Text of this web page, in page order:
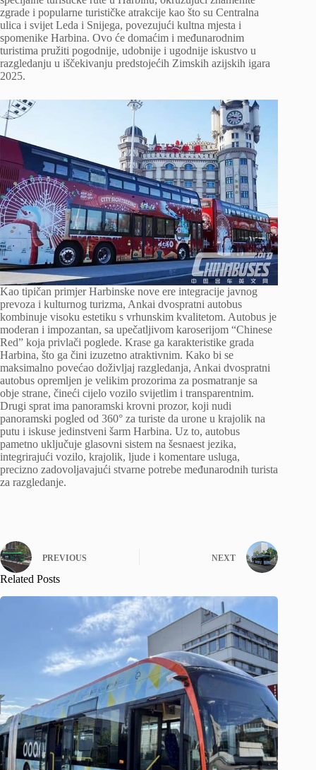
zgrade i popularne turističke atrakcije kao što su Centralna
ulica i svijet Leda i Snijega, povezujući kultna mjesta i
spomenike Harbina. Ovo će domaćim i međunarodnim
turistima pružiti pogodnije, udobnije i ugodnije iskustvo u
razgledanju u iščekivanju predstojećih Zimskih azijskih igara
2025.
Kao tipičan primjer Harbinske nove ere integracije javnog
prevoza i kulturnog turizma, Ankai dvospratni autobus
kombinuje visoku estetiku s vrhunskim kvalitetom. Autobus je
moderan i impozantan, sa upečatljivom karoserijom “Chinese
Red” koja privlači poglede. Krase ga karakteristike grada
Harbina, što ga čini izuzetno atraktivnim. Kako bi se
maksimalno povećao doživljaj razgledanja, Ankai dvospratni
autobus opremljen je velikim prozorima za posmatranje sa
obje strane, čineći cijelo vozilo svijetlim i transparentnim.
Drugi sprat ima panoramski krovni prozor, koji nudi
panoramski pogled od 360° za turiste da urone u krajolik na
putu i iskuse jedinstveni šarm Harbina. Uz to, autobus
pametno uključuje glasovni sistem na šesnaest jezika,
integrirajući vozilo, krajolik, ljude i komentare usluga,
precizno zadovoljavajući stvarne potrebe međunarodnih turista
za razgledanje.
PREVIOUS NEXT
Related Posts